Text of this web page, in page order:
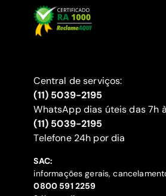
Central de serviços:
(11) 5039-2195
WhatsApp dias úteis das 7h
(11) 5039-2195
‍Telefone 24h por dia
SAC:
informações gerais,
‍0800 591 2259